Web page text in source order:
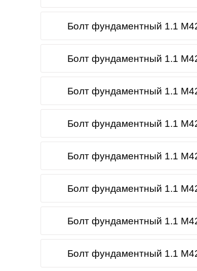
Болт фундаментный 1.1
Болт фундаментный 1.1
Болт фундаментный 1.1
Болт фундаментный 1.1
Болт фундаментный 1.1
Болт фундаментный 1.1
Болт фундаментный 1.1
Болт фундаментный 1.1